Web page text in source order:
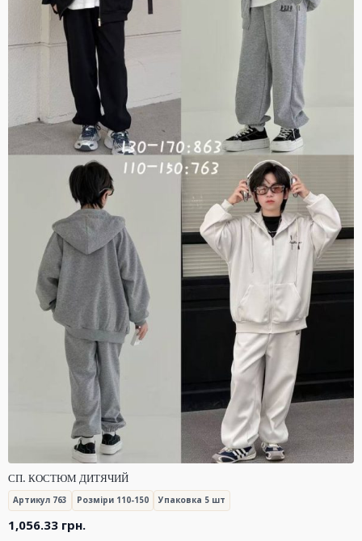
СП. КОСТЮМ ДИТЯЧИЙ
Артикул 763 Розміри 110-150 Упаковка 5 шт
1,056.33 грн.